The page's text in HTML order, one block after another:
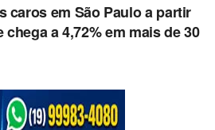
caros em São Paulo a partir
a 4,72% em mais de 30